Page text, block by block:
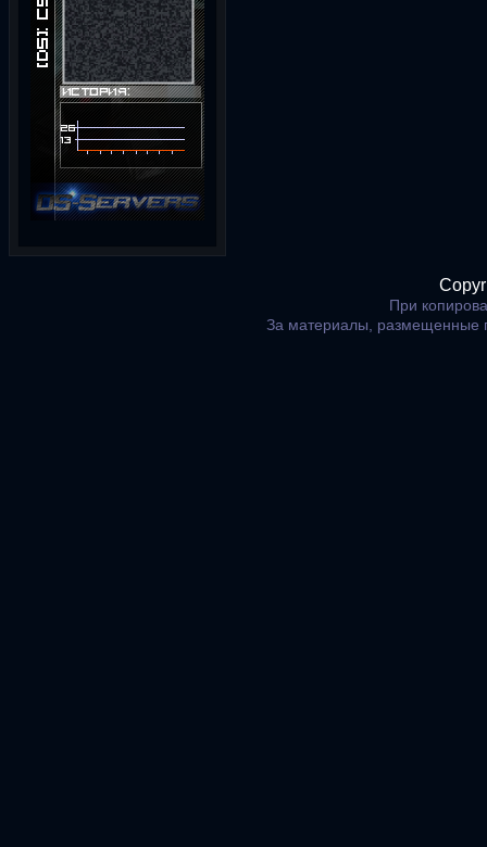
При
За материалы, размещенные